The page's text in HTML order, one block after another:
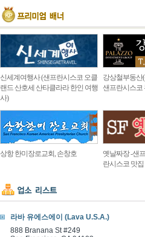
신세계여행사 (샌프란시스코 오클
랜드 산호세 산타클라라 한인 여행
사)
강상철부동산
샌프란시스코
상항 한미장로교회, 손창호
옛날짜장 -샌
란시스코 맛집
라바 유에스에이 (Lava U.S.A.)
888 Branana St #249